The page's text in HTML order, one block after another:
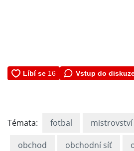
Vstup do
Témata: fotbal mistrovství
obchod obchodní síť